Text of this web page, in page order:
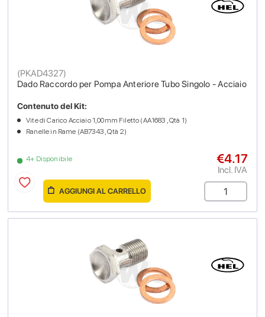
Dado Raccordo per Pompa Anteriore Tubo Singolo - Acciaio
(PKAD4327)
4+ Disponibile
Contenuto del Kit:
Vite di Carico Acciaio 1,00mm Filetto (AA1683 , Qtà 1)
Ranelle in Rame (AB7343 , Qtà 2)
€4.17
Incl. IVA
AGGIUNGI AL CARRELLO